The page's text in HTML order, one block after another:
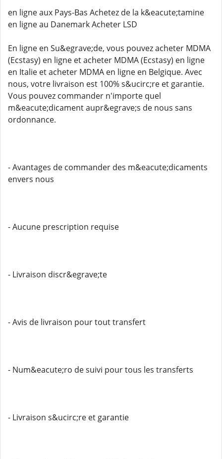
en ligne aux Pays-Bas Achetez de la k&eacute;tamine
en ligne au Danemark Acheter LSD
En ligne en Su&egrave;de, vous pouvez acheter MDMA
(Ecstasy) en ligne et acheter MDMA (Ecstasy) en ligne
en Italie et acheter MDMA en ligne en Belgique. Avec
nous, votre livraison est 100% s&ucirc;re et garantie.
Vous pouvez commander n'importe quel
m&eacute;dicament aupr&egrave;s de nous sans
ordonnance.
- Avantages de commander des m&eacute;dicaments
envers nous
- Aucune prescription requise
- Livraison discr&egrave;te
- Avis de livraison pour tout transfert
- Num&eacute;ro de suivi pour tous les transferts
- Livraison s&ucirc;re et garantie